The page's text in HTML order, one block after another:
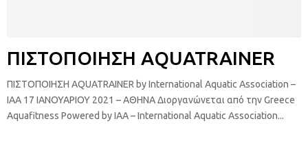
ΠΙΣΤΟΠΟΙΗΣΗ ΑQUATRAINER
ΠΙΣΤΟΠΟΙΗΣΗ ΑQUATRAINER by International Aquatic Association –
IAA 17 ΙΑΝΟΥΑΡΙΟΥ 2021 – ΑΘΗΝΑ Διοργανώνεται από την Greece
Aquafitness Powered by IAA – International Aquatic Association...